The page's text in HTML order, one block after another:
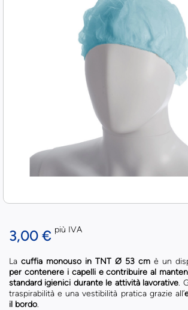
3,00 € più IVA
La cuffia monouso in TNT Ø 53 cm è un
per contenere i capelli e contribuire al
standard igienici durante le attività lavorative.
traspirabilità e una vestibilità pratica grazie all’
il bordo.